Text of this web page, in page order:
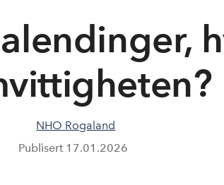
NHO Rogaland
Publisert 17.01.2026